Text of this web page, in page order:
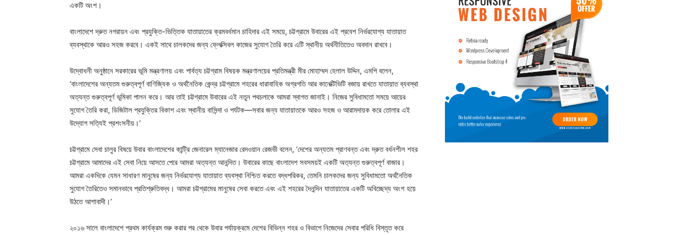
একটি অংশ।
বাংলাদেশে দ্রুত নগরায়ন এবং প্রযুক্তি-ভিত্তিক যাতায়াতের ক্রমবর্ধমান চাহিদার এই সময়ে, চট্টগ্রামে উবারের এই প্রবেশ নির্ভরযোগ্য যাতায়াত
ব্যবস্থাকে আরও সহজ করবে। একই সাথে চালকদের জন্য ফ্লেক্সিবল কাজের সুযোগ তৈরি করে এটি স্থানীয় অর্থনীতিতেও অবদান রাখবে।
উদ্বোধনী অনুষ্ঠানে সরকারের ভূমি মন্ত্রণালয় এবং পার্বত্য চট্টগ্রাম বিষয়ক মন্ত্রণালয়ের প্রতিমন্ত্রী মীর মোহাম্মদ হেলাল উদ্দিন, এমপি বলেন,
‘বাংলাদেশের অন্যতম গুরুত্বপূর্ণ বাণিজ্যিক ও অর্থনৈতিক কেন্দ্র চট্টগ্রামে শহরের ধারাবাহিক অগ্রগতি আর কানেক্টিভিটি বজায় রাখতে যাতায়াত ব্যবস্থা
অত্যন্ত গুরুত্বপূর্ণ ভূমিকা পালন করে। আর তাই চট্টগ্রামে উবারের এই নতুন পথচলাকে আমরা স্বাগত জানাই। নিজের সুবিধামতো সময়ে আয়ের
সুযোগ তৈরি করা, ডিজিটাল প্রযুক্তির বিকাশ এবং স্থানীয় বাসিন্দা ও পর্যটক—সবার জন্য যাতায়াতকে আরও সহজ ও আরামদায়ক করে তোলার এই
উদ্যোগ সত্যিই প্রশংসনীয়।’
চট্টগ্রামে সেবা চালুর বিষয়ে উবার বাংলাদেশের কান্ট্রি জেনারেল ম্যানেজার রেদওয়ান রেজভী বলেন, ‘দেশের অন্যতম প্রাণবন্ত এবং দ্রুত বর্ধনশীল শহর
চট্টগ্রামে আমাদের এই সেবা নিয়ে আসতে পেরে আমরা অত্যন্ত আনন্দিত। উবারের কাছে বাংলাদেশ সবসময়ই একটি অত্যন্ত গুরুত্বপূর্ণ বাজার।
আমরা একদিকে যেমন সাধারণ মানুষের জন্য নির্ভরযোগ্য যাতায়াত ব্যবস্থা নিশ্চিত করতে বদ্ধপরিকর, তেমনি চালকদের জন্য সুবিধামতো অর্থনৈতিক
সুযোগ তৈরিতেও সমানভাবে প্রতিশ্রুতিবদ্ধ। আমরা চট্টগ্রামের মানুষের সেবা করতে এবং এই শহরের দৈনন্দিন যাতায়াতের একটি অবিচ্ছেদ্য অংশ হয়ে
উঠতে আশাবাদী।’
২০১৬ সালে বাংলাদেশে প্রথম কার্যক্রম শুরু করার পর থেকে উবার পর্যায়ক্রমে দেশের বিভিন্ন শহর ও বিভাগে নিজেদের সেবার পরিধি বিস্তৃত করে